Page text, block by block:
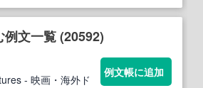
例文一覧 (20592)
- 映画・海外ド
例文帳に追加